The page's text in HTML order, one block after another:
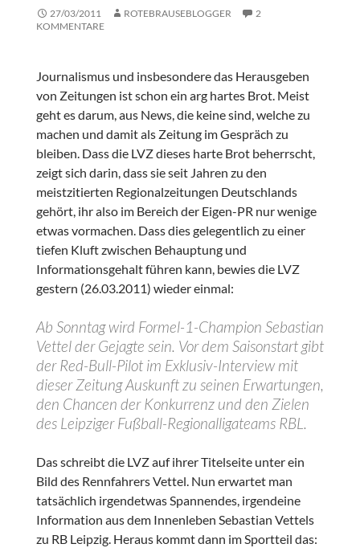
27/03/2011 ROTEBRAUSEBLOGGER
2
KOMMENTARE
Journalismus und insbesondere das Herausgeben
von Zeitungen ist schon ein arg hartes Brot. Meist
geht es darum, aus News, die keine sind, welche zu
machen und damit als Zeitung im Gespräch zu
bleiben. Dass die LVZ dieses harte Brot beherrscht,
zeigt sich darin, dass sie seit Jahren zu den
meistzitierten Regionalzeitungen Deutschlands
gehört, ihr also im Bereich der Eigen-PR nur wenige
etwas vormachen. Dass dies gelegentlich zu einer
tiefen Kluft zwischen Behauptung und
Informationsgehalt führen kann, bewies die LVZ
gestern (26.03.2011) wieder einmal:
Ab Sonntag wird Formel-1-Champion Sebastian
Vettel der Gejagte sein. Vor dem Saisonstart gibt
der Red-Bull-Pilot im Exklusiv-Interview mit
dieser Zeitung Auskunft zu seinen Erwartungen,
den Chancen der Konkurrenz und den Zielen
des Leipziger Fußball-Regionalligateams RBL.
Das schreibt die LVZ auf ihrer Titelseite unter ein
Bild des Rennfahrers Vettel. Nun erwartet man
tatsächlich irgendetwas Spannendes, irgendeine
Information aus dem Innenleben Sebastian Vettels
zu RB Leipzig. Heraus kommt dann im Sportteil das: